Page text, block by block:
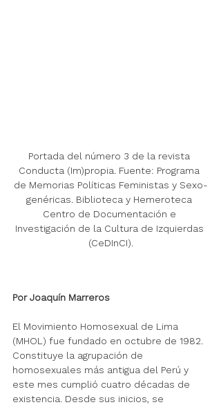
Portada del número 3 de la revista
Conducta (Im)propia. Fuente: Programa
de Memorias Políticas Feministas y Sexo-
genéricas. Biblioteca y Hemeroteca
Centro de Documentación e
Investigación de la Cultura de Izquierdas
(CeDInCI).
Por Joaquín Marreros
El Movimiento Homosexual de Lima
(MHOL) fue fundado en octubre de 1982.
Constituye la agrupación de
homosexuales más antigua del Perú y
este mes cumplió cuatro décadas de
existencia. Desde sus inicios, se